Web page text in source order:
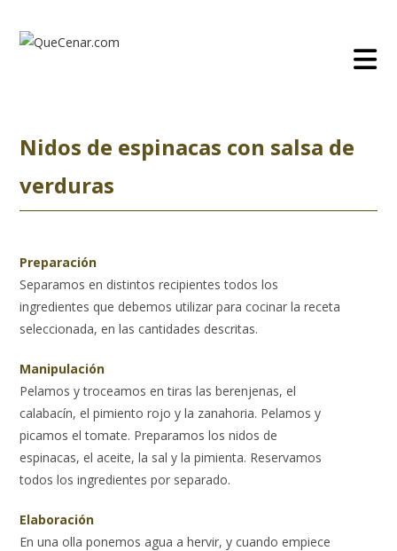
contenido
Nidos de espinacas con salsa de
verduras
Preparación
Separamos en distintos recipientes todos los
ingredientes que debemos utilizar para cocinar la receta
seleccionada, en las cantidades descritas.
Manipulación
Pelamos y troceamos en tiras las berenjenas, el
calabacín, el pimiento rojo y la zanahoria. Pelamos y
picamos el tomate. Preparamos los nidos de
espinacas, el aceite, la sal y la pimienta. Reservamos
todos los ingredientes por separado.
Elaboración
En una olla ponemos agua a hervir, y cuando empiece